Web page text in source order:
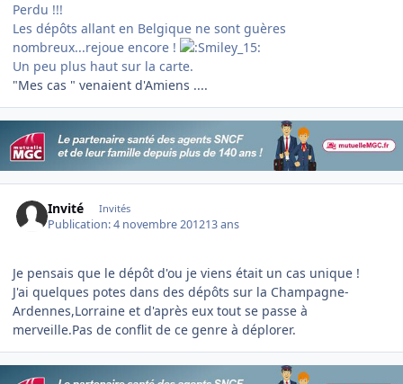
Perdu !!!
Les dépôts allant en Belgique ne sont guères
nombreux...rejoue encore !
Un peu plus haut sur la carte.
"Mes cas " venaient d'Amiens ....
Invité Invités
Publication:4 novembre 201213 ans
Je pensais que le dépôt d'ou je viens était un cas unique !
J'ai quelques potes dans des dépôts sur la Champagne-
Ardennes,Lorraine et d'après eux tout se passe à
merveille.Pas de conflit de ce genre à déplorer.